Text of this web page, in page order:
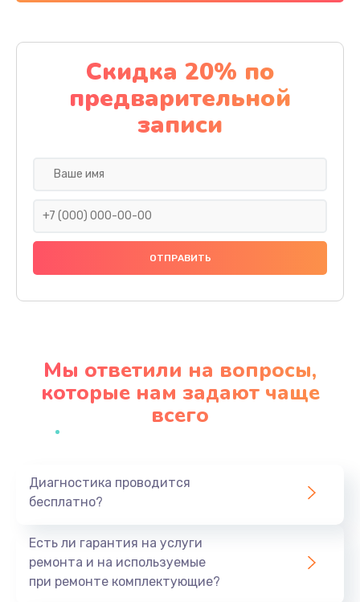
Замена материнской платы
1100 руб.
Заказать
Замена праймера
1000 руб.
Заказать
Профилактическая чистка
Заказать
Скидка 20% по
предварительной
записи
Мы ответили на вопросы,
которые нам задают чаще
всего
Диагностика проводится
бесплатно?
Есть ли гарантия на услуги
ремонта и на используемые
при ремонте комплектующие?